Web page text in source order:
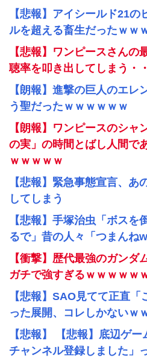
【悲報】アイシールド21
ルを超える畜生だったｗｗ
【悲報】ワンピースさんの
聴率を叩き出してしまう・
【朗報】進撃の巨人のエレ
う聖だったｗｗｗｗｗｗ
【朗報】ワンピースのシャ
の実」の時間とばし人間で
ｗｗｗｗｗ
【悲報】緊急事態宣言、あ
してしまう
【悲報】手塚治虫「ボスを
るで」昔の人々「つまんね
【衝撃】歴代最強のガンダ
ガチで強すぎるｗｗｗｗｗ
【悲報】SAO見てて正直
った展開、コレしかないｗ
【悲報】 【悲報】底辺ゲ
チャンネル登録しました」